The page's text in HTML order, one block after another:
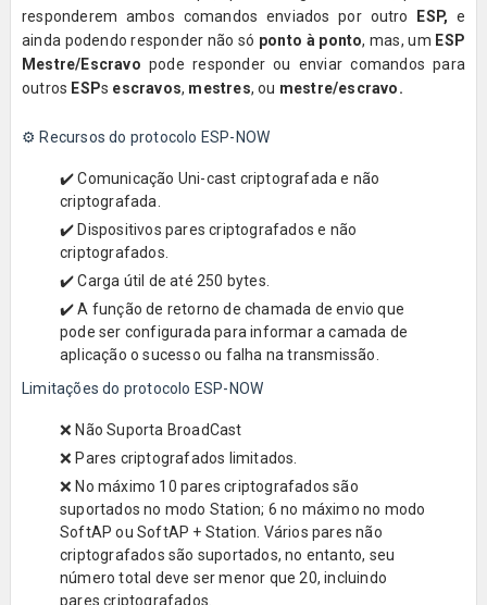
responderem ambos comandos enviados por outro ESP, e
ainda podendo responder não só ponto à ponto, mas, um ESP
Mestre/Escravo pode responder ou enviar comandos para
outros ESPs escravos, mestres, ou mestre/escravo.
⚙️ Recursos do protocolo ESP-NOW
✔️ Comunicação Uni-cast criptografada e não
criptografada.
✔️ Dispositivos pares criptografados e não
criptografados.
✔️ Carga útil de até 250 bytes.
✔️ A função de retorno de chamada de envio que
pode ser configurada para informar a camada de
aplicação o sucesso ou falha na transmissão.
Limitações do protocolo ESP-NOW
❌ Não Suporta BroadCast
❌ Pares criptografados limitados.
❌ No máximo 10 pares criptografados são
suportados no modo Station; 6 no máximo no modo
SoftAP ou SoftAP + Station. Vários pares não
criptografados são suportados, no entanto, seu
número total deve ser menor que 20, incluindo
pares criptografados.